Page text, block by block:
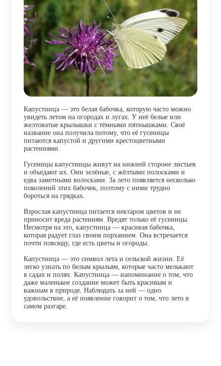
Капустница — это белая бабочка, которую часто можно
увидеть летом на огородах и лугах. У неё белые или
желтоватые крылышки с тёмными пятнышками. Своё
название она получила потому, что её гусеницы
питаются капустой и другими крестоцветными
растениями.
Гусеницы капустницы живут на нижней стороне листьев
и объедают их. Они зелёные, с жёлтыми полосками и
едва заметными волосками. За лето появляется несколько
поколений этих бабочек, поэтому с ними трудно
бороться на грядках.
Взрослая капустница питается нектаром цветов и не
приносит вреда растениям. Вредят только её гусеницы.
Несмотря на это, капустница — красивая бабочка,
которая радует глаз своим порханием. Она встречается
почти повсюду, где есть цветы и огороды.
Капустница — это символ лета и сельской жизни. Её
легко узнать по белым крыльям, которые часто мелькают
в садах и полях. Капустница — напоминание о том, что
даже маленькое создание может быть красивым и
важным в природе. Наблюдать за ней — одно
удовольствие, а её появление говорит о том, что лето в
самом разгаре.